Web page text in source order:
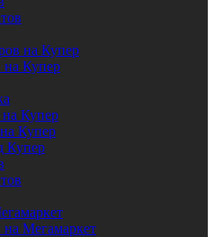
на Купер
на Купер
Купер
Купер
Купер
на Мегамаркет